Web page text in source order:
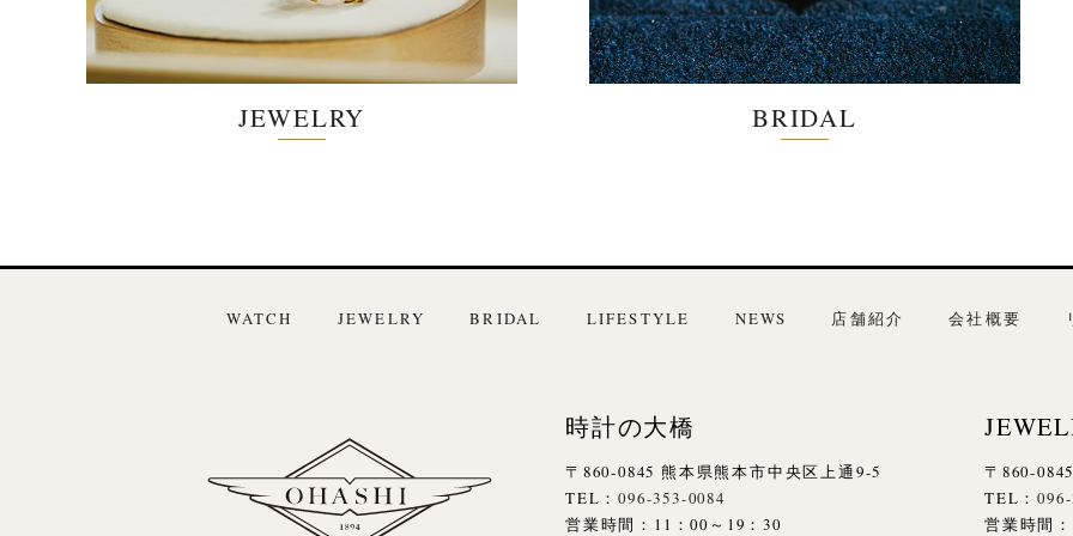
JEWELRY BRIDAL
WATCH JEWELRY BRIDAL LIFESTYLE NEWS 店舗紹介 会社概要
時計の大橋
〒860-0845 熊本県熊本市中央区上通9-5
TEL：096-353-0084
営業時間：11：00～19：30
〒860-
TEL：
営業時間